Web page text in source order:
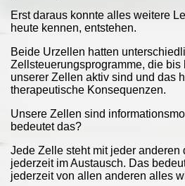
Erst daraus konnte alles weitere
heute kennen, entstehen.
Beide Urzellen hatten
Zellsteuerungsprogramme, die bis
unserer Zellen aktiv sind und das
therapeutische Konsequenzen.
Unsere Zellen sind
bedeutet das?
Jede Zelle steht mit jeder anderen
jederzeit im Austausch. Das
jederzeit von allen anderen alles